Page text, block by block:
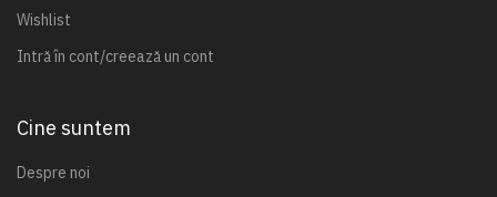
Wishlist
Intră în cont/creează un cont
Cine suntem
Despre noi